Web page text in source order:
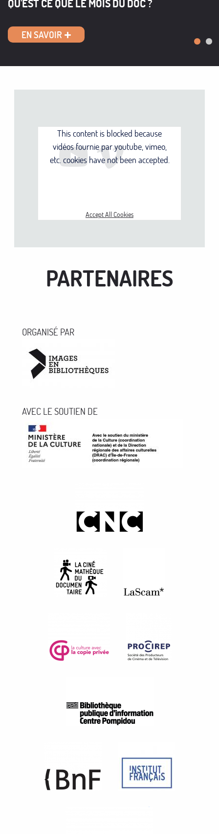
QU'EST CE QUE LE MOIS DU DOC ?
EN SAVOIR
Slide
This content is blocked because
vidéos fournie par youtube, vimeo,
etc. cookies have not been accepted.
Accept All Cookies
PARTENAIRES
ORGANISÉ PAR
AVEC LE SOUTIEN DE